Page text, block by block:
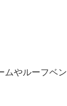
ムやルーフベン